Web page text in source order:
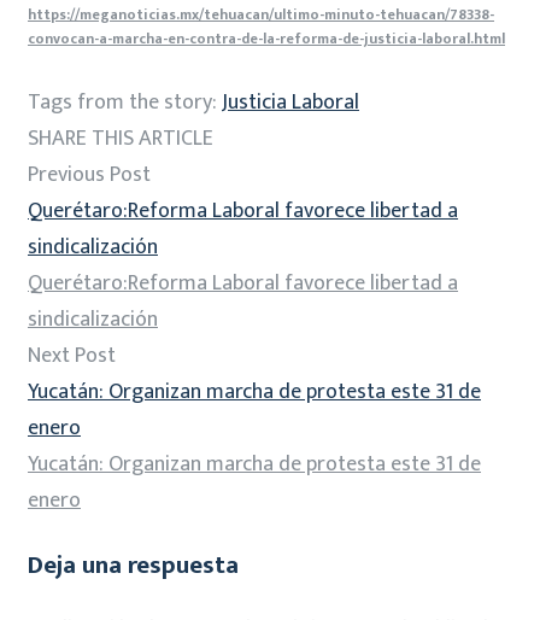
https://meganoticias.mx/tehuacan/ultimo-minuto-tehuacan/78338-
convocan-a-marcha-en-contra-de-la-reforma-de-justicia-laboral.html
Tags from the story:Justicia Laboral
SHARE THIS ARTICLE
Previous Post
Querétaro:Reforma Laboral favorece libertad a
sindicalización
Querétaro:Reforma Laboral favorece libertad a
sindicalización
Next Post
Yucatán: Organizan marcha de protesta este 31 de
enero
Yucatán: Organizan marcha de protesta este 31 de
enero
Deja una respuesta